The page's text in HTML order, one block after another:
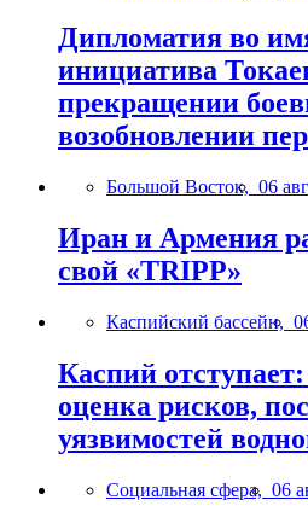
Дипломатия во
инициатива
прекращении
возобновлении
Большой Восток, 06
Иран и Армения
свой «TRIPP»
Каспийский бассейн,
Каспий
оценка рисков,
уязвимостей
Социальная сфера, 06